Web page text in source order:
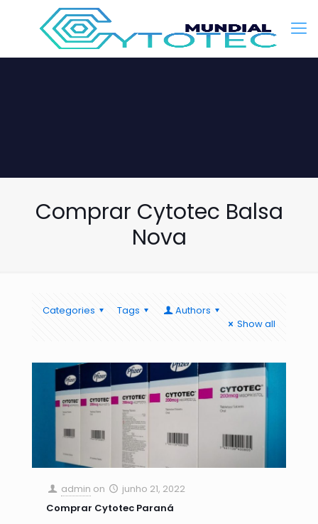
Comprar Cytotec Balsa
Nova
Categories Tags
Authors
Show all
admin on
junho 21, 2022
Comprar Cytotec Paraná